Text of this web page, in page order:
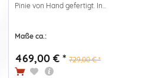
Pinie von Hand gefertigt. In...
Maße ca.:
469,00 € * 729,00 € *